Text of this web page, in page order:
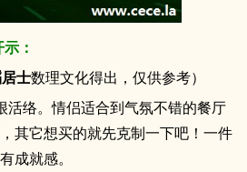
：
士数理文化得出，仅供参考）
活络。情侣适合到气氛不错的餐厅
其它想买的就先克制一下吧！一件
成就感。